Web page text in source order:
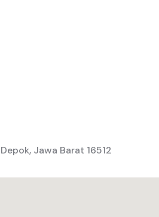
Jawa Barat 16512